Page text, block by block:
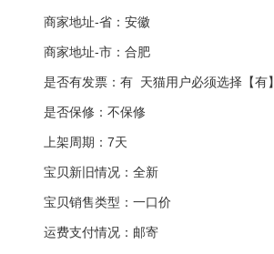
商家地址-省：安徽
商家地址-市：合肥
是否有发票：有 天猫用户必须选择【有】
是否保修：不保修
上架周期：7天
宝贝新旧情况：全新
宝贝销售类型：一口价
运费支付情况：邮寄